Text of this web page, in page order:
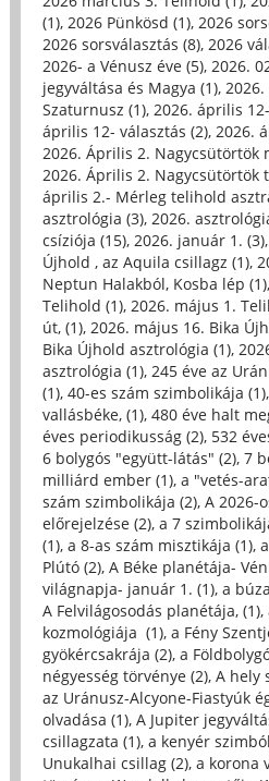
(1), 2026 Pünkösd (1), 2026
2026 sorsválasztás (8), 2026
2026- a Vénusz éve (5), 2026.
jegyváltása és Magya (1), 2026.
Szaturnusz (1), 2026. április
április 12- választás (2), 2026.
2026. Április 2. Nagycsütörtök
2026. Április 2. Nagycsütörtök
április 2.- Mérleg telihold
asztrológia (3), 2026.
csíziója (15), 2026. január 1. (3),
Újhold , az Aquila csillagz (1),
Neptun Halakból, Kosba lép (1),
Telihold (1), 2026. május 1.
út, (1), 2026. május 16. Bika
Bika Újhold asztrológia (1),
asztrológia (1), 245 éve az
(1), 40-es szám szimbolikája (1),
vallásbéke, (1), 480 éve halt
éves periodikusság (2), 532
6 bolygós "együtt-látás" (2), 7
milliárd ember (1), a "vetés-
szám szimbolikája (2), A 2026-
előrejelzése (2), a 7
(1), a 8-as szám misztikája (1),
Plútó (2), A Béke planétája-
világnapja- január 1. (1), a
A Felvilágosodás planétája, (1),
kozmológiája (1), a Fény
gyökércsakrája (2), a
négyesség törvénye (2), A hely
az Uránusz-Alcyone-Fiastyúk
olvadása (1), A Jupiter
csillagzata (1), a kenyér
Unukalhai csillag (2), a korona